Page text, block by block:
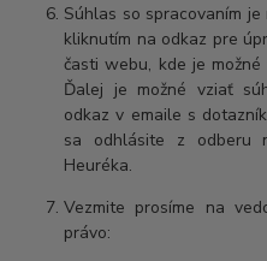
Súhlas so spracovaním
kliknutím na odkaz pre
časti webu, kde je
Ďalej je možné vziať
odkaz v emaile s
sa odhlásite z odberu
Heuréka.
Vezmite prosíme na
právo: